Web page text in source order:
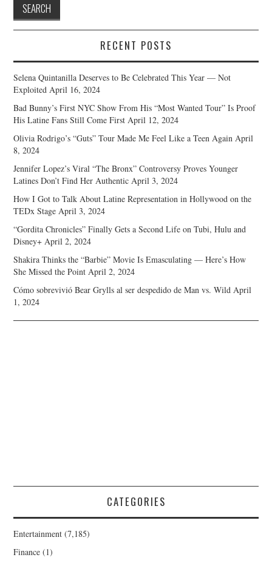
RECENT POSTS
Selena Quintanilla Deserves to Be Celebrated This Year — Not
Exploited April 16, 2024
Bad Bunny’s First NYC Show From His “Most Wanted Tour” Is Proof
His Latine Fans Still Come First April 12, 2024
Olivia Rodrigo’s “Guts” Tour Made Me Feel Like a Teen Again April
8, 2024
Jennifer Lopez’s Viral “The Bronx” Controversy Proves Younger
Latines Don’t Find Her Authentic April 3, 2024
How I Got to Talk About Latine Representation in Hollywood on the
TEDx Stage April 3, 2024
“Gordita Chronicles” Finally Gets a Second Life on Tubi, Hulu and
Disney+ April 2, 2024
Shakira Thinks the “Barbie” Movie Is Emasculating — Here’s How
She Missed the Point April 2, 2024
Cómo sobrevivió Bear Grylls al ser despedido de Man vs. Wild April
1, 2024
CATEGORIES
Entertainment (7,185)
Finance (1)